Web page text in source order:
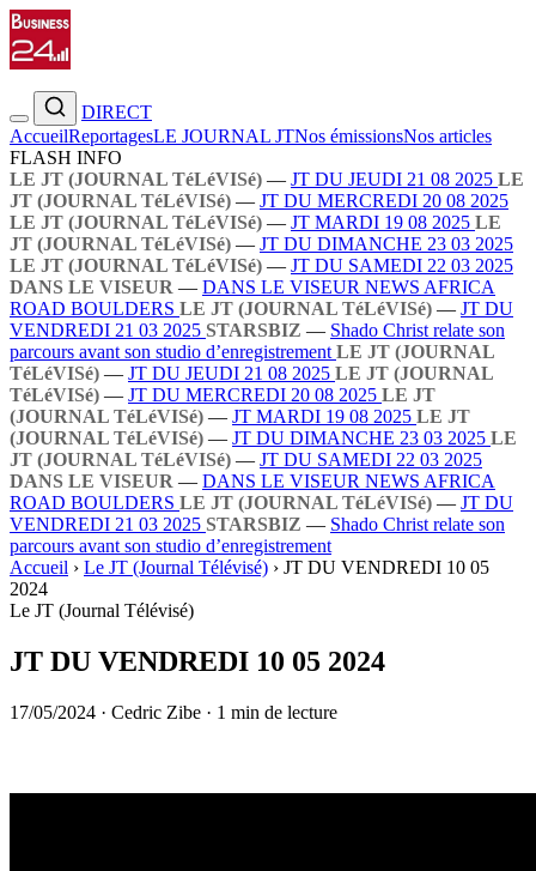
DIRECT
AccueilReportagesLE JOURNAL JTNos émissionsNos articles
FLASH INFO
LE JT (JOURNAL TéLéVISé) — JT DU JEUDI 21 08 2025 LE
JT (JOURNAL TéLéVISé) — JT DU MERCREDI 20 08 2025
LE JT (JOURNAL TéLéVISé) — JT MARDI 19 08 2025 LE
JT (JOURNAL TéLéVISé) — JT DU DIMANCHE 23 03 2025
LE JT (JOURNAL TéLéVISé) — JT DU SAMEDI 22 03 2025
DANS LE VISEUR — DANS LE VISEUR NEWS AFRICA
ROAD BOULDERS LE JT (JOURNAL TéLéVISé) — JT DU
VENDREDI 21 03 2025 STARSBIZ — Shado Christ relate son
parcours avant son studio d’enregistrement LE JT (JOURNAL
TéLéVISé) — JT DU JEUDI 21 08 2025 LE JT (JOURNAL
TéLéVISé) — JT DU MERCREDI 20 08 2025 LE JT
(JOURNAL TéLéVISé) — JT MARDI 19 08 2025 LE JT
(JOURNAL TéLéVISé) — JT DU DIMANCHE 23 03 2025 LE
JT (JOURNAL TéLéVISé) — JT DU SAMEDI 22 03 2025
DANS LE VISEUR — DANS LE VISEUR NEWS AFRICA
ROAD BOULDERS LE JT (JOURNAL TéLéVISé) — JT DU
VENDREDI 21 03 2025 STARSBIZ — Shado Christ relate son
parcours avant son studio d’enregistrement
Accueil › Le JT (Journal Télévisé) › JT DU VENDREDI 10 05
2024
Le JT (Journal Télévisé)
JT DU VENDREDI 10 05 2024
17/05/2024 · Cedric Zibe · 1 min de lecture